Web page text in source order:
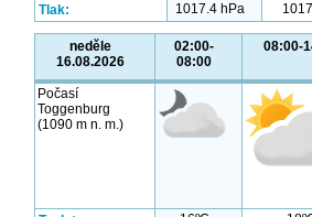
Tlak:
1017.4 hPa
neděle
16.08.2026
02:00-
08:00
08:00-
Počasí
Toggenburg
(1090 m n. m.)